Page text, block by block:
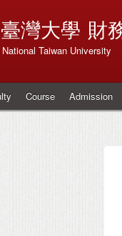
灣大學 財
Taiwan University
Course Admission